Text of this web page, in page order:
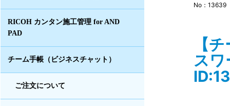
RICOH カンタン施工管理 for AND
PAD
チーム手帳（ビジネスチャット）
ご注文について
No：13639
【
ス